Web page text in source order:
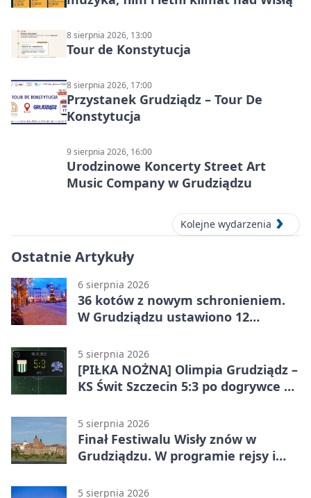
8 sierpnia 2026, 13:00
Tour de Konstytucja
8 sierpnia 2026, 17:00
Przystanek Grudziądz – Tour De
Konstytucja
9 sierpnia 2026, 16:00
Urodzinowe Koncerty Street Art
Music Company w Grudziądzu
Kolejne wydarzenia
Ostatnie Artykuły
6 sierpnia 2026
36 kotów z nowym schronieniem.
W Grudziądzu ustawiono 12
5 sierpnia 2026
[PIŁKA NOŻNA] Olimpia Grudziądz –
KS Świt Szczecin 5:3 po dogrywce w
odwrócili losy meczu
5 sierpnia 2026
Finał Festiwalu Wisły znów w
Grudziądzu. W programie rejsy i
5 sierpnia 2026